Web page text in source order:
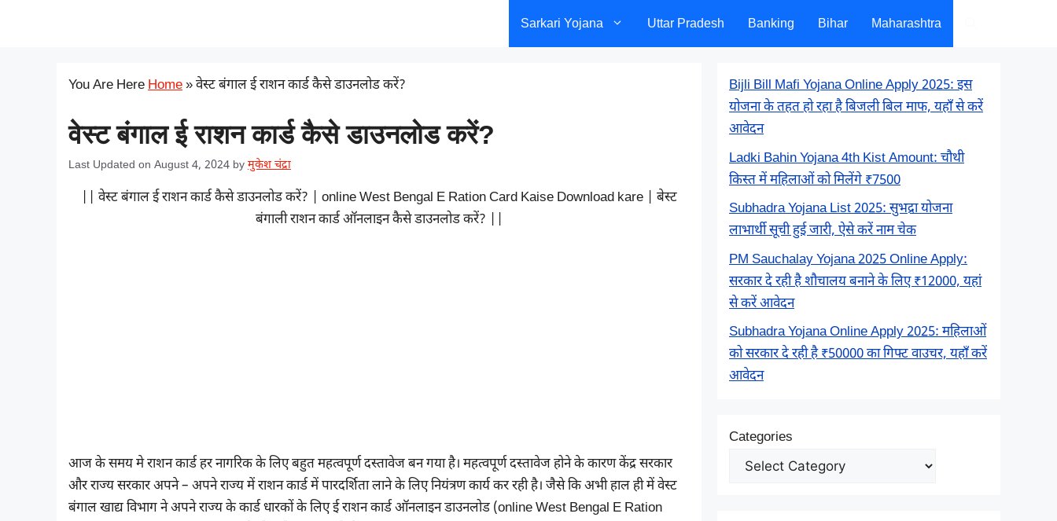
Sarkari Yojana Uttar Pradesh Banking Bihar Maharashtra
You Are HereHome»वेस्ट बंगाल ई राशन कार्ड कैसे डाउनलोड करें?
वेस्ट बंगाल ई राशन कार्ड कैसे डाउनलोड करें?
Last Updated on August 4, 2024 by मुकेश चंद्रा
|| वेस्ट बंगाल ई राशन कार्ड कैसे डाउनलोड करें? | online West Bengal E Ration Card Kaise Download kare | बेस्ट
बंगाली राशन कार्ड ऑनलाइन कैसे डाउनलोड करें? ||
आज के समय मे राशन कार्ड हर नागरिक के लिए बहुत महत्वपूर्ण दस्तावेज बन गया है। महत्वपूर्ण दस्तावेज होने के कारण केंद्र सरकार
और राज्य सरकार अपने – अपने राज्य में राशन कार्ड में पारदर्शिता लाने के लिए नियंत्रण कार्य कर रही है। जैसे कि अभी हाल ही में वेस्ट
बंगाल खाद्य विभाग ने अपने राज्य के कार्ड धारकों के लिए ई राशन कार्ड ऑनलाइन डाउनलोड (online West Bengal E Ration
Bijli Bill Mafi Yojana Online Apply 2025: इस
योजना के तहत हो रहा है बिजली बिल माफ, यहाँ से करें
आवेदन
Ladki Bahin Yojana 4th Kist Amount: चौथी
किस्त में महिलाओं को मिलेंगे ₹7500
Subhadra Yojana List 2025: सुभद्रा योजना
लाभार्थी सूची हुई जारी, ऐसे करें नाम चेक
PM Sauchalay Yojana 2025 Online Apply:
सरकार दे रही है शौचालय बनाने के लिए ₹12000, यहां
से करें आवेदन
Subhadra Yojana Online Apply 2025: महिलाओं
को सरकार दे रही है ₹50000 का गिफ्ट वाउचर, यहाँ करें
आवेदन
Categories